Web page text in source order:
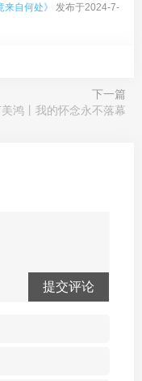
自何处》
发布于2024-7-
下一篇
鸿丨我的怀念永不落幕
提交评论